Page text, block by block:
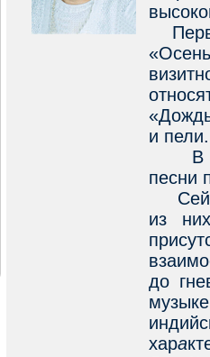
и пели.
В 80-
песни
из
до
хара